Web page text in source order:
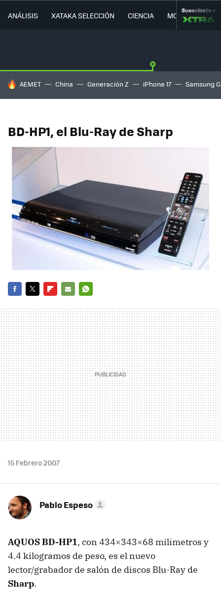
ANÁLISIS XATAKA SELECCIÓN CIENCIA MOVILIDAD
Suscríbete a
HOY SE HABLA DE
AEMET China Generación Z iPhone 17 Samsung
BD-HP1, el Blu-Ray de Sharp
MAIL
15 Febrero 2007
Pablo Espeso
AQUOS BD-HP1, con 434×343×68 milímetros y
4.4 kilogramos de peso, es el nuevo
lector/grabador de salón de discos Blu-Ray de
Sharp.